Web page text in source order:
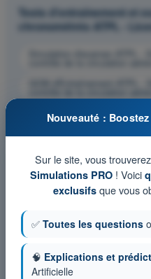
Tests d'entraînement et
chronométrés ATPL -
Simulation d'examen ATPL -
QCM d'Entraînement ATPL -
Examen en PDF ATPL -
de la circulation aérienne
Nouveauté :
Sur le site, vous
Simulations PRO! Voici
exclusifsque vous
✅ Toutes les questions
🧠 Explications et
Artificielle